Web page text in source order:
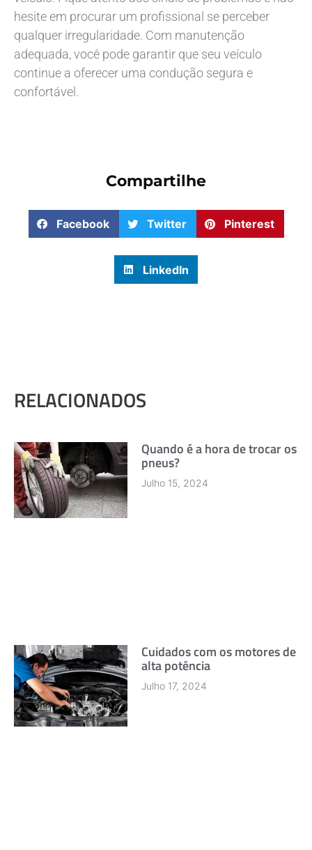
hesite em procurar um profissional se perceber
qualquer irregularidade. Com manutenção
adequada, você pode garantir que seu veículo
continue a oferecer uma condução segura e
confortável.
Compartilhe
Facebook Twitter Pinterest
LinkedIn
RELACIONADOS
Quando é a hora de trocar os
pneus?
Julho 15, 2024
Cuidados com os motores de
alta potência
Julho 17, 2024